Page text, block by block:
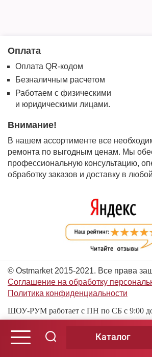
Оплата
Оплата QR-кодом
Безналичным расчетом
Работаем с физическими
и юридическими лицами.
Внимание!
В нашем ассортименте все
ремонта по выгодным ценам. Мы
профессиональную консультацию,
обработку заказов и доставку в
© Ostmarket 2015-2021. Все права
Соглашение на обработку
Политика конфиденциальности
ШОУ-РУМ работает с ПН по СБ с 9:00
© Ostmarket 2015-2026. Все
Каталог